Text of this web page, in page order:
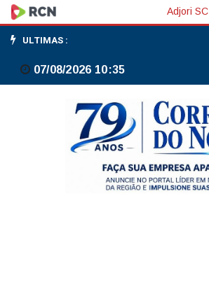
Bolsas
da
Europa
fecham
majoritariamente
Adjori SC
ULTIMAS :
07/08/2026 10:35